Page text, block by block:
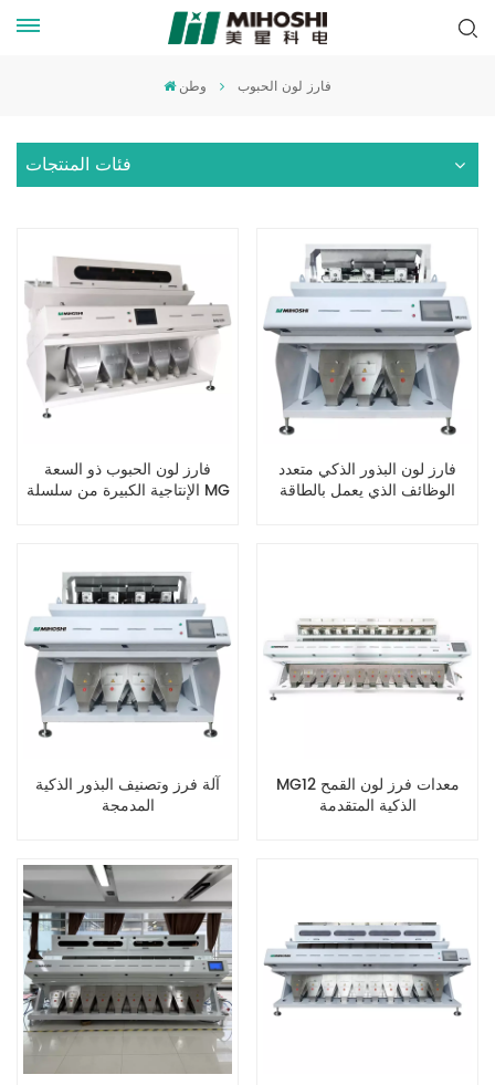
وطن فارز لون الحبوب
فئات المنتجات
فارز لون الحبوب ذو السعة
الإنتاجية الكبيرة من سلسلة MG
فارز لون البذور الذكي متعدد
الوظائف الذي يعمل بالطاقة
آلة فرز وتصنيف البذور الذكية
المدمجة
MG12 معدات فرز لون القمح
الذكية المتقدمة